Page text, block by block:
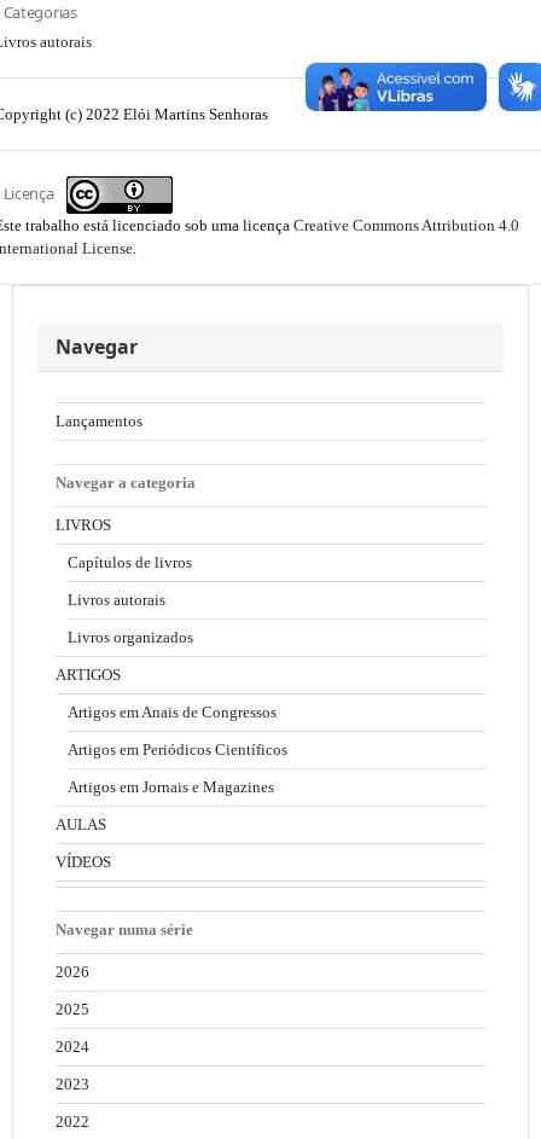
Categorias
autorais
(c) 2022 Elói Martins Senhoras
Licença
trabalho está licenciado sob uma licença Creative Commons Attribution 4.0
License.
Navegar
Lançamentos
Navegar a categoria
LIVROS
Capítulos de livros
Livros autorais
Livros organizados
ARTIGOS
Artigos em Anais de Congressos
Artigos em Periódicos Científicos
Artigos em Jornais e Magazines
AULAS
VÍDEOS
Navegar numa série
2026
2025
2024
2023
2022